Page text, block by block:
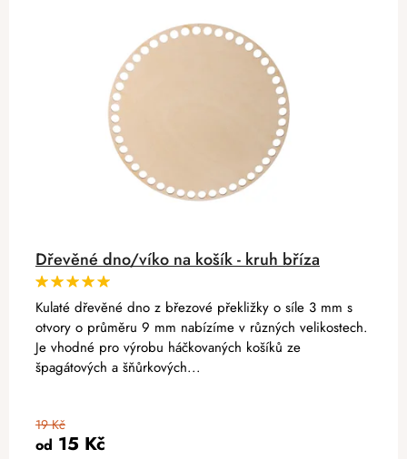
Dřevěné dno/víko na košík - kruh bříza
od 15 Kč
19 Kč
Kulaté dřevěné dno z březové překližky o síle 3 mm s
otvory o průměru 9 mm nabízíme v různých velikostech.
Je vhodné pro výrobu háčkovaných košíků ze
špagátových a šňůrkových...